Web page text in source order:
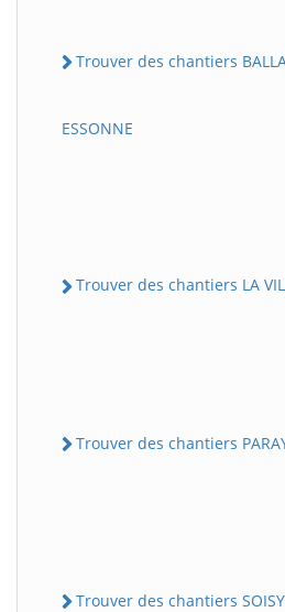
Trouver des chantiers
ESSONNE
Trouver des chantiers LA
Trouver des chantiers
Trouver des chantiers